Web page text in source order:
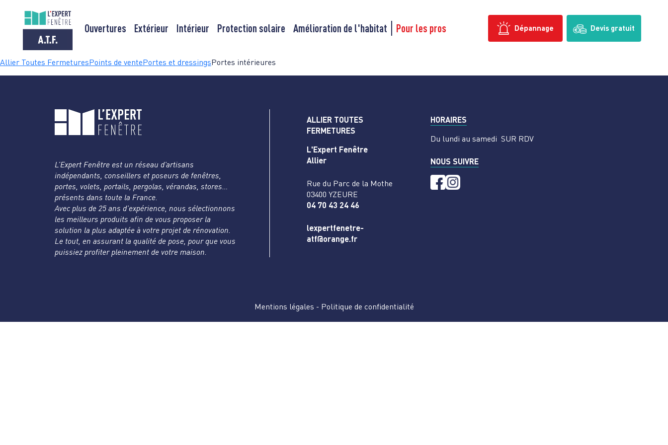
Passer
Dépannage Devis gratuit
Ouvertures Extérieur Intérieur Protection solaire Amélioration de l'habitat Pour les pros
Allier Toutes FermeturesPoints de ventePortes et dressingsPortes intérieures
L’Expert Fenêtre est un réseau d’artisans
indépendants, conseillers et poseurs de fenêtres,
portes, volets, portails, pergolas, vérandas, stores…
présents dans toute la France.
Avec plus de 25 ans d’expérience, nous sélectionnons
les meilleurs produits afin de vous proposer la
solution la plus adaptée à votre projet de rénovation.
Le tout, en assurant la qualité de pose, pour que vous
puissiez profiter pleinement de votre maison.
ALLIER TOUTES
FERMETURES
L'Expert Fenêtre
Allier
Rue du Parc de la Mothe
03400 YZEURE
04 70 43 24 46
lexpertfenetre-
atf@orange.fr
HORAIRES
Du lundi au samedi SUR RDV
NOUS SUIVRE
Mentions légales - Politique de confidentialité